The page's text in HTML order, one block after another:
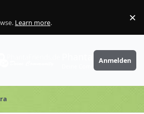
Learn more. ×
PhantaFriends.de
Anmelden